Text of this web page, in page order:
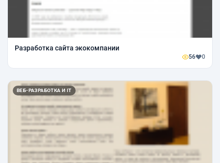
Разработка сайта экокомпании
56 0
ВЕБ-РАЗРАБОТКА И IT